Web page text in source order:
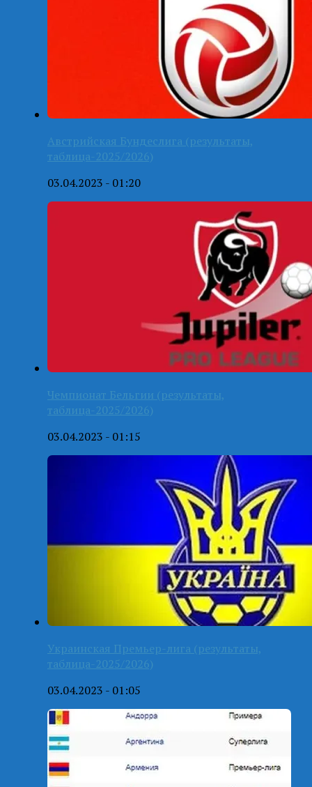
Австрийская Бундеслига (результаты,
таблица-2025/2026)
03.04.2023 - 01:20
Чемпионат Бельгии (результаты,
таблица-2025/2026)
03.04.2023 - 01:15
Украинская Премьер-лига (результаты,
таблица-2025/2026)
03.04.2023 - 01:05